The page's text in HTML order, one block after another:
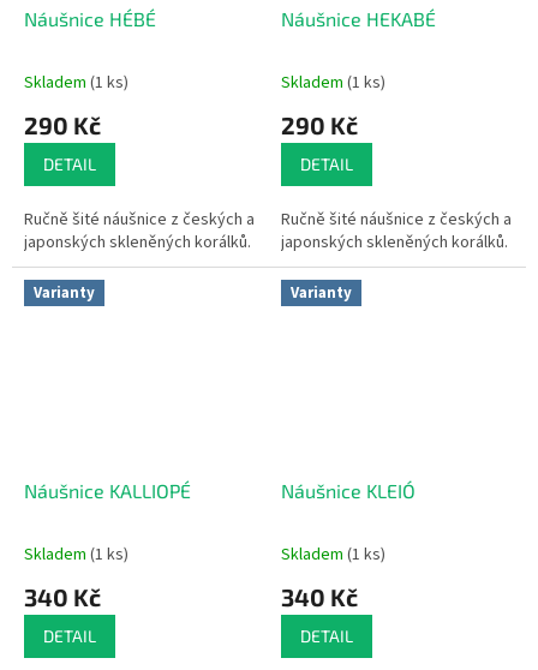
Náušnice HÉBÉ
Skladem (1 ks)
290 Kč
DETAIL
Ručně šité náušnice z českých a
japonských skleněných korálků.
Náušnice HEKABÉ
Skladem (1 ks)
290 Kč
DETAIL
Ručně šité náušnice z českých a
japonských skleněných korálků.
Varianty
Náušnice KALLIOPÉ
Skladem (1 ks)
340 Kč
DETAIL
Varianty
Náušnice KLEIÓ
Skladem (1 ks)
340 Kč
DETAIL